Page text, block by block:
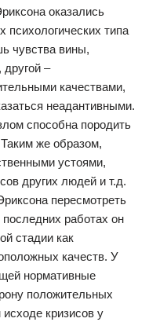
оказались
типа
чувства вины,
другой –
качествами,
неадантивными.
способна породить
же образом,
устоями,
других людей и т.д.
пересмотреть
работах он
стадии как
качеств. У
нормативные
положительных
кризисов у